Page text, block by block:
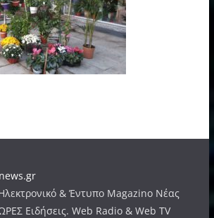
& Έντυπο Magazino Νέας
Ειδήσεις. Web Radio & Web TV